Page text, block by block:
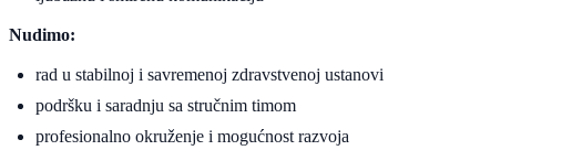
Nudimo:
rad u stabilnoj i savremenoj zdravstvenoj ustanovi
podršku i saradnju sa stručnim timom
profesionalno okruženje i mogućnost razvoja